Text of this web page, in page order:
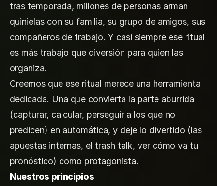
tras temporada, millones de personas arman
quinielas con su familia, su grupo de amigos, sus
compañeros de trabajo. Y casi siempre ese ritual
es más trabajo que diversión para quien las
organiza.
Creemos que ese ritual merece una herramienta
dedicada. Una que convierta la parte aburrida
(capturar, calcular, perseguir a los que no
predicen) en automática, y deje lo divertido (las
apuestas internas, el trash talk, ver cómo va tu
pronóstico) como protagonista.
Nuestros principios